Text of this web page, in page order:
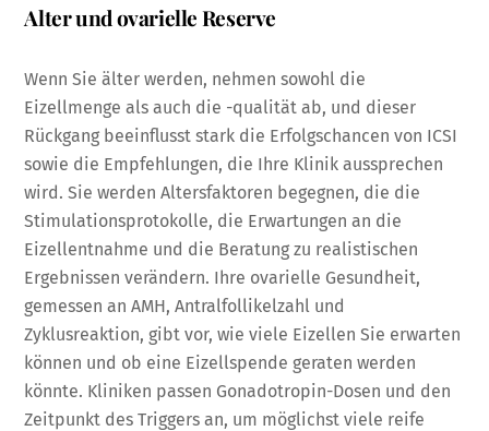
Alter und ovarielle Reserve
Wenn Sie älter werden, nehmen sowohl die
Eizellmenge als auch die -qualität ab, und dieser
Rückgang beeinflusst stark die Erfolgschancen von ICSI
sowie die Empfehlungen, die Ihre Klinik aussprechen
wird. Sie werden Altersfaktoren begegnen, die die
Stimulationsprotokolle, die Erwartungen an die
Eizellentnahme und die Beratung zu realistischen
Ergebnissen verändern. Ihre ovarielle Gesundheit,
gemessen an AMH, Antralfollikelzahl und
Zyklusreaktion, gibt vor, wie viele Eizellen Sie erwarten
können und ob eine Eizellspende geraten werden
könnte. Kliniken passen Gonadotropin-Dosen und den
Zeitpunkt des Triggers an, um möglichst viele reife